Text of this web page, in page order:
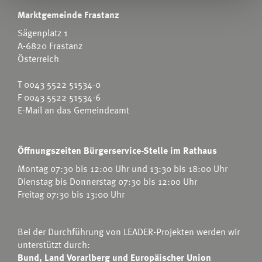
Marktgemeinde Frastanz
Sägenplatz 1
A-6820 Frastanz
Österreich
T0043 5522 51534-0
F 0043 5522 51534-6
E-Mail an das Gemeindeamt
Öffnungszeiten Bürgerservice-Stelle im Rathaus
Montag 07:30 bis 12:00 Uhr und 13:30 bis 18:00 Uhr
Dienstag bis Donnerstag 07:30 bis 12:00 Uhr
Freitag 07:30 bis 13:00 Uhr
Bei der Durchführung von LEADER-Projekten werden wir
unterstützt durch:
Bund, Land Vorarlberg und Europäischer Union